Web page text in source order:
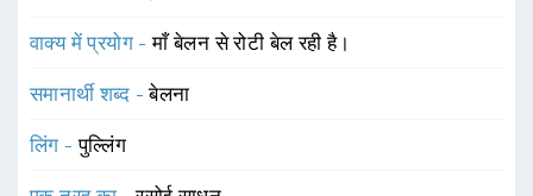
वाक्य में प्रयोग -माँ बेलन से रोटी बेल रही है।
समानार्थी शब्द -बेलना
लिंग -पुल्लिंग